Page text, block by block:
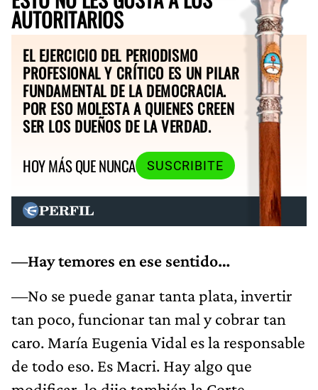
AUTORITARIOS
EL EJERCICIO DEL PERIODISMO
PROFESIONAL Y CRÍTICO ES UN PILAR
FUNDAMENTAL DE LA DEMOCRACIA.
POR ESO MOLESTA A QUIENES CREEN
SER LOS DUEÑOS DE LA VERDAD.
HOY MÁS QUE NUNCA
SUSCRIBITE
—Hay temores en ese sentido…
—No se puede ganar tanta plata, invertir
tan poco, funcionar tan mal y cobrar tan
caro. María Eugenia Vidal es la responsable
de todo eso. Es Macri. Hay algo que